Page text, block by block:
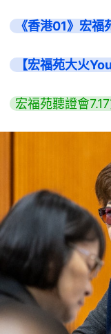
《香港01》宏福
【宏福苑大火
宏福苑聽證會